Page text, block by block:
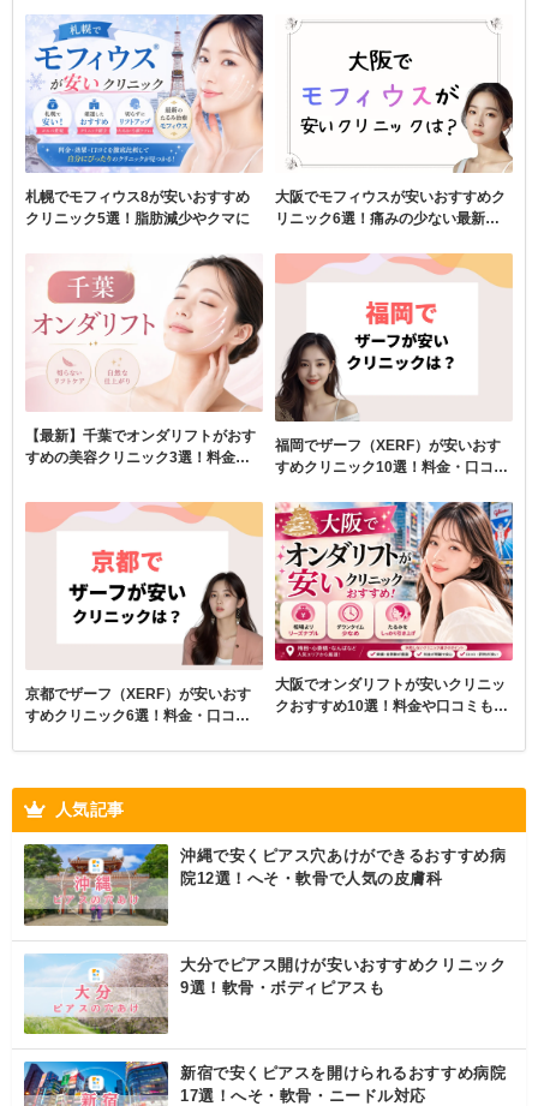
札幌でモフィウス8が安いおすすめ
クリニック5選！脂肪減少やクマに
大阪でモフィウスが安いおすすめク
リニック6選！痛みの少ない最新美
【最新】千葉でオンダリフトがおす
すめの美容クリニック3選！料金・
福岡でザーフ（XERF）が安いおす
すめクリニック10選！料金・口コミ
京都でザーフ（XERF）が安いおす
すめクリニック6選！料金・口コミ
大阪でオンダリフトが安いクリニッ
クおすすめ10選！料金や口コミも紹
人気記事
沖縄で安くピアス穴あけができるおすすめ病
院12選！へそ・軟骨で人気の皮膚科
大分でピアス開けが安いおすすめクリニック
9選！軟骨・ボディピアスも
新宿で安くピアスを開けられるおすすめ病院
17選！へそ・軟骨・ニードル対応